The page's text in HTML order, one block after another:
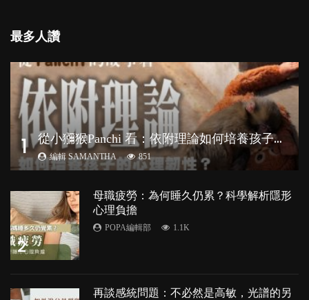
最多人讚
1 從
小獼猴Panchi 看：依附理論如何培養孩子心理韌性？
編輯 SAMANTHA 851
2
母職疲勞：為何睡久仍累？科學解析隱形
心理負擔
POPA編輯部 1.1K
再談感統問題：不必然是高敏，光譜的另